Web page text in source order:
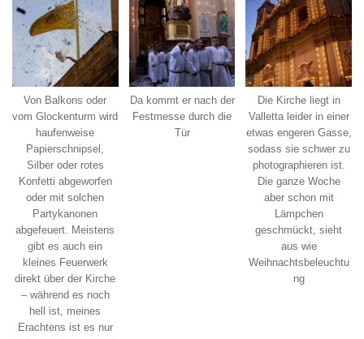
Von Balkons oder
vom Glockenturm wird
haufenweise
Papierschnipsel,
Silber oder rotes
Konfetti abgeworfen
oder mit solchen
Partykanonen
abgefeuert. Meistens
gibt es auch ein
kleines Feuerwerk
direkt über der Kirche
– während es noch
hell ist, meines
Erachtens ist es nur
Da kommt er nach der
Festmesse durch die
Tür
Die Kirche liegt in
Valletta leider in einer
etwas engeren Gasse,
sodass sie schwer zu
photographieren ist.
Die ganze Woche
aber schon mit
Lämpchen
geschmückt, sieht
aus wie
Weihnachtsbeleuchtu
ng